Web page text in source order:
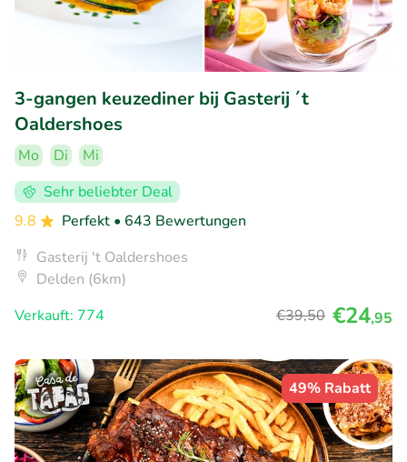
3-gangen keuzediner bij Gasterij ´t
Oaldershoes
Mo Di
Mi
Sehr beliebter Deal
9.8
Perfekt • 643 Bewertungen
Gasterij 't Oaldershoes
Delden (6km)
Verkauft: 774
€39,50 €24,95
49% Rabatt